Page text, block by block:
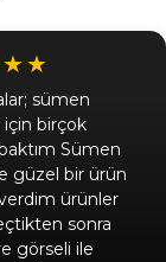
sümen
için birçok
Sümen
güzel bir ürün
ürünler
sonra
görseli ile